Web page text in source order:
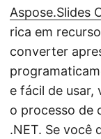
Aspose.Slides
rica em
converter
e fácil de
o processo de
.NET. Se você